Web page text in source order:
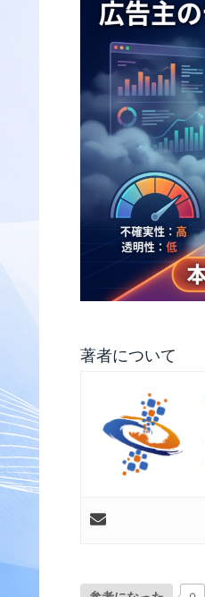
著者について